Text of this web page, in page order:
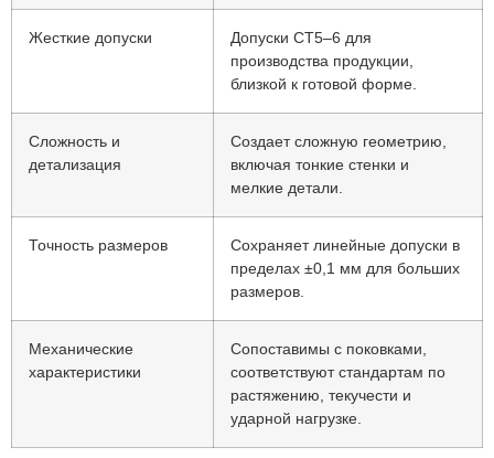
Жесткие допуски
Допуски CT5–6 для
производства продукции,
близкой к готовой форме.
Сложность и
детализация
Создает сложную геометрию,
включая тонкие стенки и
мелкие детали.
Точность размеров
Сохраняет линейные допуски в
пределах ±0,1 мм для больших
размеров.
Механические
характеристики
Сопоставимы с поковками,
соответствуют стандартам по
растяжению, текучести и
ударной нагрузке.